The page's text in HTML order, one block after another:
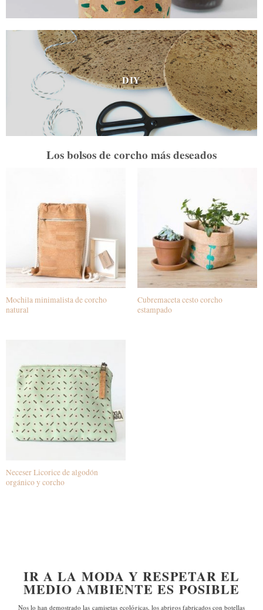
DIY
Los bolsos de corcho más deseados
Mochila minimalista de corcho
natural
Cubremaceta cesto corcho
estampado
Neceser Licorice de algodón
orgánico y corcho
IR A LA MODA Y RESPETAR EL
MEDIO AMBIENTE ES POSIBLE
Nos lo han demostrado las camisetas ecológicas, los abrigos fabricados con botellas